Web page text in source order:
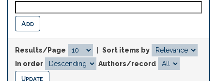
Results/Page
Sort items by
In order
Authors/record